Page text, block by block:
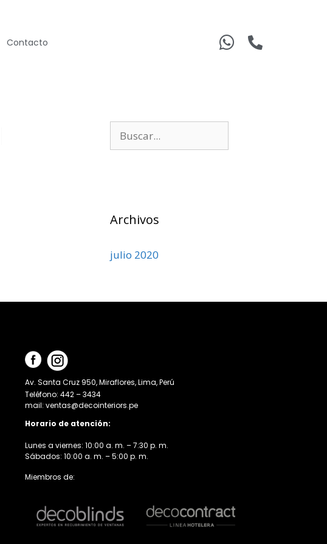
Contacto
Archivos
julio 2020
Av. Santa Cruz 950, Miraflores, Lima, Perú
Teléfono: 442 – 3434
mail: ventas@decointeriors.pe
Horario de atención:
Lunes a viernes: 10:00 a. m. – 7:30 p. m.
Sábados: 10:00 a. m. – 5:00 p. m.
Miembros de: